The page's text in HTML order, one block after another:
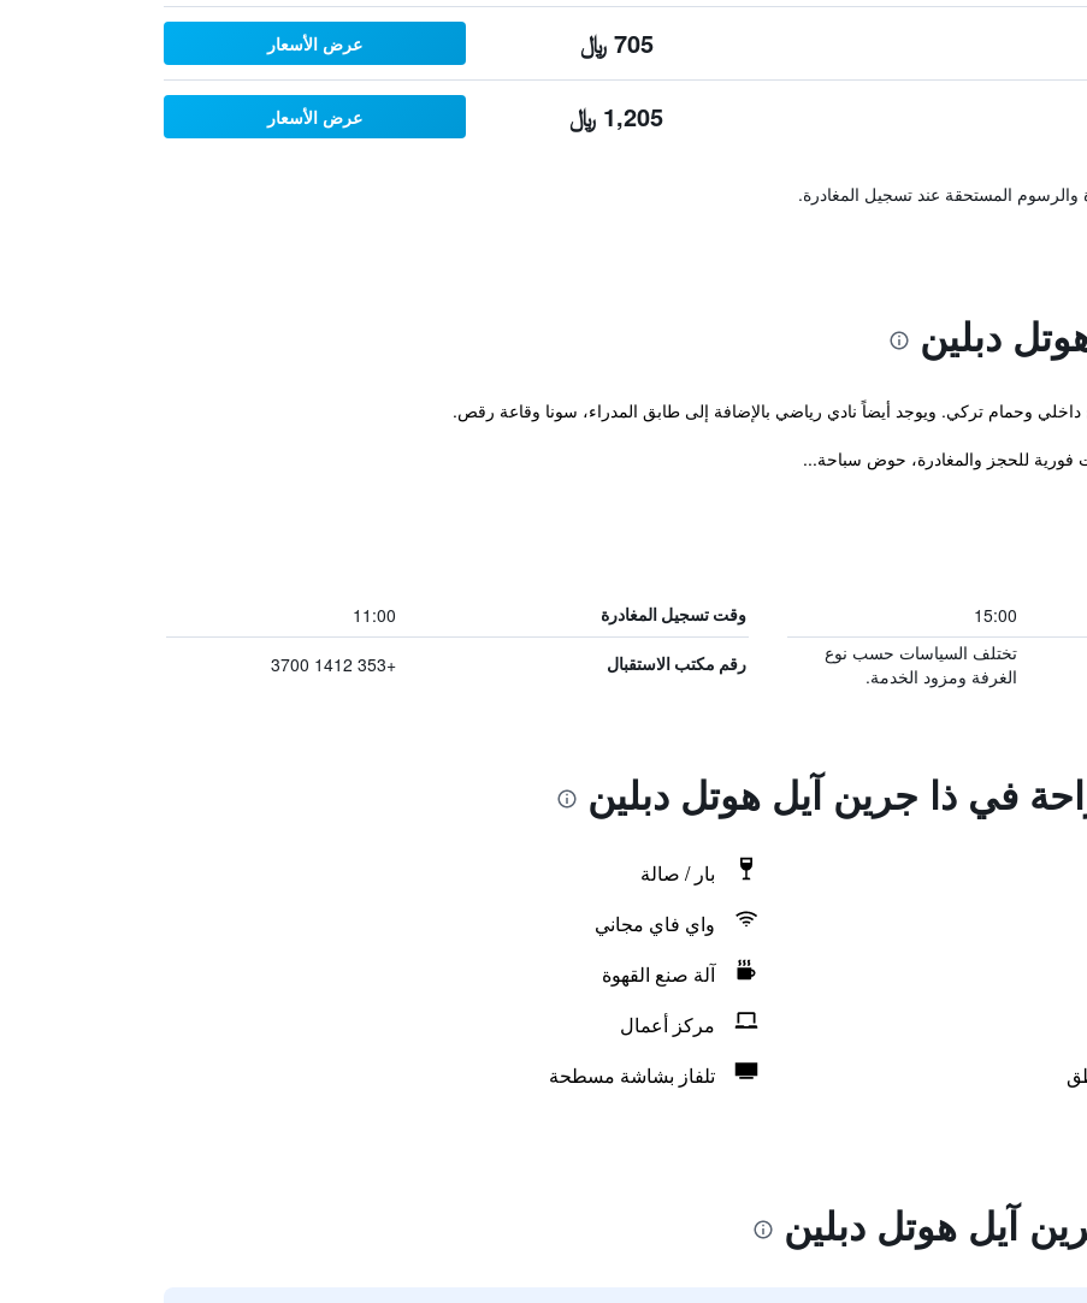
705 ﷼ عرض الأسعار
1,205 ﷼ عرض الأسعار
المستحقة عند تسجيل المغادرة.
دبلين
وحمام تركي. ويوجد أيضاً نادي رياضي بالإضافة إلى طابق المدراء، سونا وقاعة رقص.
15:00 وقت تسجيل المغادرة 11:00
تختلف السياسات حسب نوع
الغرفة ومزود الخدمة.
رقم مكتب الاستقبال +353 1412 3700
في ذا جرين آيل هوتل دبلين
بار / صالة
واي فاي مجاني
آلة صنع القهوة
مركز أعمال
تلفاز بشاشة مسطحة
آيل هوتل دبلين